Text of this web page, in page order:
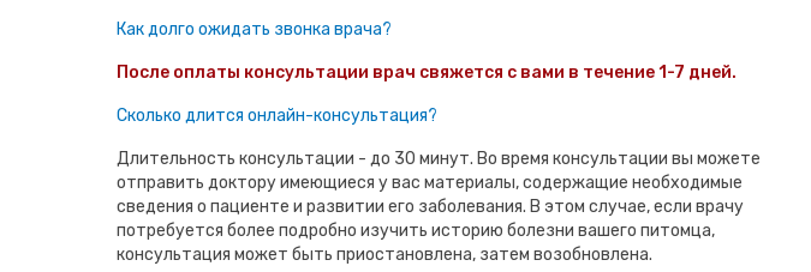
Как долго ожидать звонка врача?
После оплаты консультации врач свяжется с вами в течение 1-7 дней.
Сколько длится онлайн-консультация?
Длительность консультации - до 30 минут. Во время консультации вы можете
отправить доктору имеющиеся у вас материалы, содержащие необходимые
сведения о пациенте и развитии его заболевания. В этом случае, если врачу
потребуется более подробно изучить историю болезни вашего питомца,
консультация может быть приостановлена, затем возобновлена.